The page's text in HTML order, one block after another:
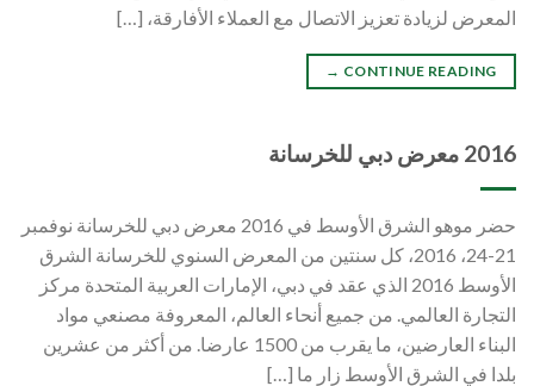
المعرض لزيادة تعزيز الاتصال مع العملاء الأفارقة، […]
CONTINUE READING
→
2016 معرض دبي للخرسانة
حضر موهو الشرق الأوسط في 2016 معرض دبي للخرسانة نوفمبر
21-24، 2016، كل سنتين من المعرض السنوي للخرسانة الشرق
الأوسط 2016 الذي عقد في دبي، الإمارات العربية المتحدة مركز
التجارة العالمي. من جميع أنحاء العالم، المعروفة مصنعي مواد
البناء العارضين، ما يقرب من 1500 عارضا. من أكثر من عشرين
بلدا في الشرق الأوسط زار ما […]